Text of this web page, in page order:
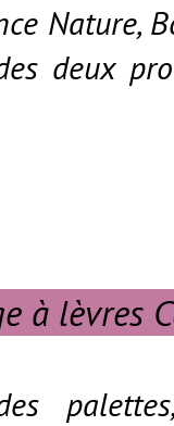
Nature,
deux
à lèvres